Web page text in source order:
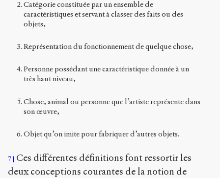
Catégorie constituée par un ensemble de
caractéristiques et servant à classer des faits ou des
objets,
Représentation du fonctionnement de quelque chose,
Personne possédant une caractéristique donnée à un
très haut niveau,
Chose, animal ou personne que l’artiste représente dans
son œuvre,
Objet qu’on imite pour fabriquer d’autres objets.
7
Ces différentes définitions font ressortir les
deux conceptions courantes de la notion de